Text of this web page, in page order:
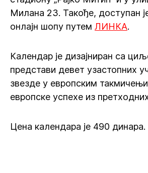
Милана 23. Такође, доступан
онлајн шопу путем ЛИНКА.
Календар је дизајниран са
представи девет узастопних
звезде у европским
европске успехе из
Цена календара је 490 динара.